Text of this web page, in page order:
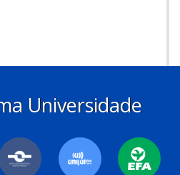
Universidade